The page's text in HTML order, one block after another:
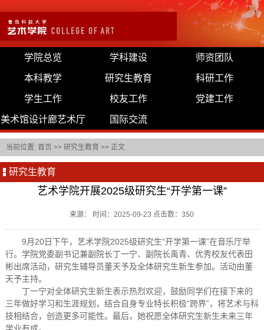
学院总览 学科建设 师资团队
本科教学 研究生教育 科研工作
学生工作 校友工作 党建工作
美术馆设计廊艺术厅 国际交流
当前位置: 首页 >> 研究生教育 >> 正文
研究生教育
艺术学院开展2025级研究生“开学第一课”
来源： 时间：2025-09-23 点击数：350
9月20日下午，艺术学院2025级研究生“开学第一课”在音乐厅举
行。学院党委副书记兼副院长丁一宁、副院长禹青、优秀校友代表田
彬出席活动，研究生辅导员董天予及全体研究生新生参加。活动由董
天予主持。
丁一宁对全体研究生新生表示热烈欢迎，鼓励同学们在接下来的
三年做好学习和生涯规划，结合自身专业特长积极“跨界”，将艺术与科
技相结合，创造更多可能性。最后，她祝愿全体研究生新生未来三年